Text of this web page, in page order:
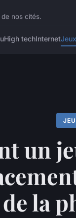
nos cités.
High techInternet
un
la